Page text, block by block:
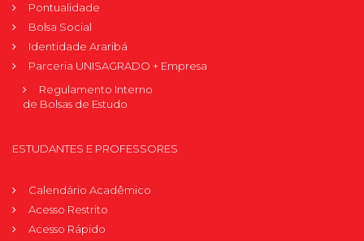
Pontualidade
Bolsa Social
Identidade Araribá
Parceria UNISAGRADO + Empresa
Regulamento Interno
de Bolsas de Estudo
ESTUDANTES E PROFESSORES
Calendário Acadêmico
Acesso Restrito
Acesso Rápido